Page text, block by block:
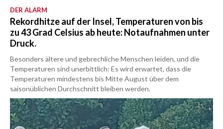
DER ALARM
Rekordhitze auf der Insel, Temperaturen von bis
zu 43 Grad Celsius ab heute: Notaufnahmen unter
Druck.
Besonders ältere und gebrechliche Menschen leiden, und die
Temperaturen sind unerbittlich: Es wird erwartet, dass die
Temperaturen mindestens bis Mitte August über dem
saisonüblichen Durchschnitt bleiben werden.